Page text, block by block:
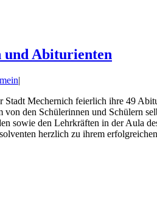
und Abiturienten
|
Stadt Mechernich feierlich ihre 49
den Schülerinnen und Schülern
sowie den Lehrkräften in der Aula
herzlich zu ihrem